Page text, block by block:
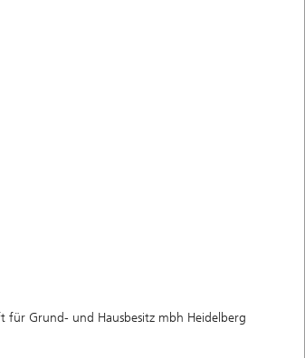
für Grund- und Hausbesitz mbh Heidelberg